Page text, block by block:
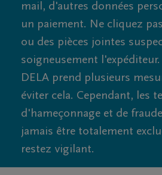
mail, d'autres données
un paiement. Ne cliquez
ou des pièces jointes
soigneusement l'expéditeur.
DELA prend plusieurs
éviter cela. Cependant, les
d'hameçonnage et de
jamais être totalement
restez vigilant.